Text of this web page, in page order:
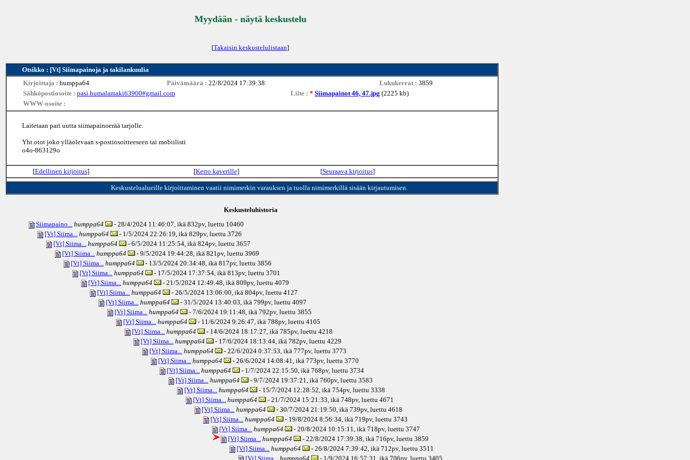
Myydään - näytä keskustelu
[Takaisin keskustelulistaan]
Otsikko : [Vt] Siimapainoja ja takilankuulia
Kirjoittaja : humppa64 Päivämäärä : 22/8/2024 17:39:38 Lukukerrat : 3859
Sähköpostiosoite : pasi.humalamaki63900#gmail.com Liite : * Siimapainot 46, 47.jpg (2225 kb)
WWW-osoite :
Laitetaan pari uutta siimapainoerää tarjolle.
Yht.otot joko ylläolevaan s-postiosoitteeseen tai mobiilisti
o4o-863129o
[Edellinen kirjoitus] [Kerro kaverille] [Seuraava kirjoitus]
Keskustelualueille kirjoittaminen vaatii nimimerkin varauksen ja tuolla nimimerkillä sisään kirjautumisen.
Keskusteluhistoria
Siimapaino... humppa64 - 28/4/2024 11:46:07, ikä 832pv, luettu 10460
[Vt] Siima... humppa64 - 1/5/2024 22:26:19, ikä 829pv, luettu 3726
[Vt] Siima... humppa64 - 6/5/2024 11:25:54, ikä 824pv, luettu 3657
[Vt] Siima... humppa64 - 9/5/2024 19:44:28, ikä 821pv, luettu 3969
[Vt] Siima... humppa64 - 13/5/2024 20:34:48, ikä 817pv, luettu 3856
[Vt] Siima... humppa64 - 17/5/2024 17:37:54, ikä 813pv, luettu 3701
[Vt] Siima... humppa64 - 21/5/2024 12:49:48, ikä 809pv, luettu 4079
[Vt] Siima... humppa64 - 26/5/2024 13:06:00, ikä 804pv, luettu 4127
[Vt] Siima... humppa64 - 31/5/2024 13:40:03, ikä 799pv, luettu 4097
[Vt] Siima... humppa64 - 7/6/2024 19:11:48, ikä 792pv, luettu 3855
[Vt] Siima... humppa64 - 11/6/2024 9:26:47, ikä 788pv, luettu 4105
[Vt] Siima... humppa64 - 14/6/2024 18:17:27, ikä 785pv, luettu 4218
[Vt] Siima... humppa64 - 17/6/2024 18:13:44, ikä 782pv, luettu 4229
[Vt] Siima... humppa64 - 22/6/2024 0:37:53, ikä 777pv, luettu 3773
[Vt] Siima... humppa64 - 26/6/2024 14:08:41, ikä 773pv, luettu 3770
[Vt] Siima... humppa64 - 1/7/2024 22:15:50, ikä 768pv, luettu 3734
[Vt] Siima... humppa64 - 9/7/2024 19:37:21, ikä 760pv, luettu 3583
[Vt] Siima... humppa64 - 15/7/2024 12:28:52, ikä 754pv, luettu 3338
[Vt] Siima... humppa64 - 21/7/2024 15:21:33, ikä 748pv, luettu 4671
[Vt] Siima... humppa64 - 30/7/2024 21:19:50, ikä 739pv, luettu 4618
[Vt] Siima... humppa64 - 19/8/2024 8:56:34, ikä 719pv, luettu 3743
[Vt] Siima... humppa64 - 20/8/2024 10:15:11, ikä 718pv, luettu 3747
[Vt] Siima... humppa64 - 22/8/2024 17:39:38, ikä 716pv, luettu 3859
[Vt] Siima... humppa64 - 26/8/2024 7:39:42, ikä 712pv, luettu 3511
[Vt] Siima...
humppa64 - 1/9/2024 16:57:31, ikä 706pv, luettu 3405